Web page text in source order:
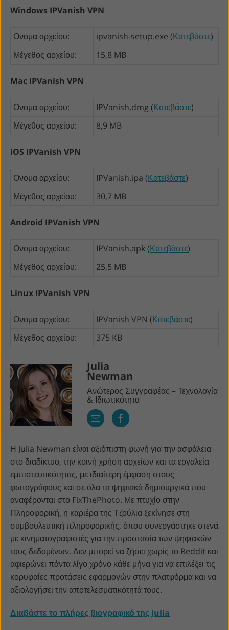
Windows IPVanish VPN
Ονομα αρχείου: ipvanish-setup.exe (Κατεβάστε)
Μέγεθος αρχείου:
15,8 MB
Mac IPVanish VPN
Ονομα αρχείου: IPVanish.dmg (Κατεβάστε)
Μέγεθος αρχείου:
8,9 MB
iOS IPVanish VPN
Ονομα αρχείου: IPVanish.ipa (Κατεβάστε)
Μέγεθος αρχείου:
30,7 MB
Android IPVanish VPN
Ονομα αρχείου: IPVanish.apk (Κατεβάστε)
Μέγεθος αρχείου:
25,5 MB
Linux IPVanish VPN
Ονομα αρχείου: IPVanish VPN (Κατεβάστε)
Μέγεθος αρχείου:
375 KB
Julia
Newman
Ανώτερος Συγγραφέας – Τεχνολογία
& Ιδιωτικότητα
Η Julia Newman είναι αξιόπιστη φωνή για την ασφάλεια
στο διαδίκτυο, την κοινή χρήση αρχείων και τα εργαλεία
εμπιστευτικότητας, με ιδιαίτερη έμφαση στους
φωτογράφους και σε όλα τα ψηφιακά δημιουργικά που
αναφέρονται στο FixThePhoto. Με πτυχίο στην
Πληροφορική, η καριέρα της Τζούλια ξεκίνησε στη
συμβουλευτική πληροφορικής, όπου συνεργάστηκε στενά
με κινηματογραφιστές για την προστασία των ψηφιακών
τους δεδομένων. Δεν μπορεί να ζήσει χωρίς το Reddit και
αφιερώνει πάντα λίγο χρόνο κάθε μήνα για να επιλέξει τις
κορυφαίες προτάσεις εφαρμογών στην πλατφόρμα και να
αξιολογήσει την αποτελεσματικότητά τους.
Διαβάστε το πλήρες βιογραφικό της Julia